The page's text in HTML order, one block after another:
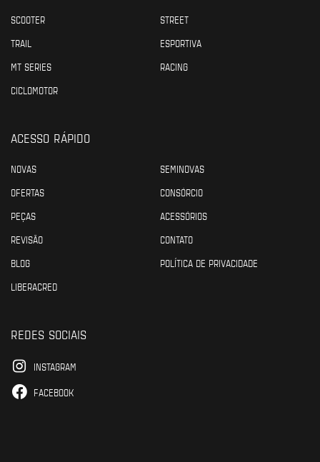
SCOOTER
STREET
TRAIL
ESPORTIVA
MT SERIES
RACING
CICLOMOTOR
ACESSO RÁPIDO
NOVAS
SEMINOVAS
OFERTAS
CONSÓRCIO
PEÇAS
ACESSÓRIOS
REVISÃO
CONTATO
BLOG
POLÍTICA DE PRIVACIDADE
LIBERACRED
REDES SOCIAIS
INSTAGRAM
FACEBOOK